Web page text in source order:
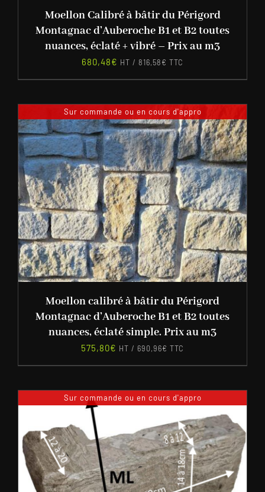
Moellon Calibré à bâtir du Périgord
Montagnac d’Auberoche B1 et B2 toutes
nuances, éclaté + vibré – Prix au m3
680,48€ HT / 816,58€ TTC
Sur commande ou en cours d'appro
Moellon calibré à bâtir du Périgord
Montagnac d’Auberoche B1 et B2 toutes
nuances, éclaté simple. Prix au m3
575,80€ HT / 690,96€ TTC
Sur commande ou en cours d'appro